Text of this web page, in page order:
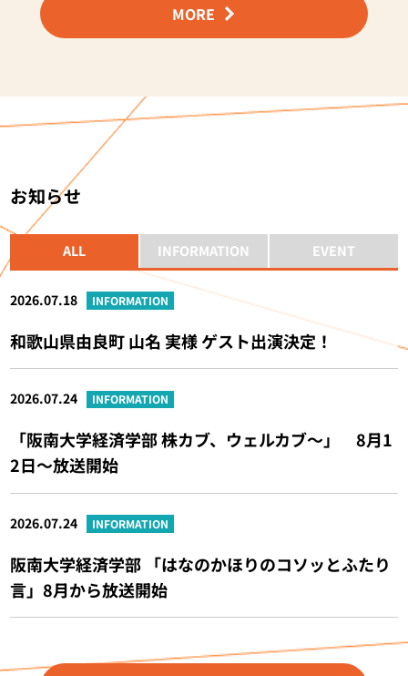
MORE
お知らせ
INFORMATION EVENT
ALL
2026.07.18 INFORMATION
和歌山県由良町 山名 実様 ゲスト出演決定！
2026.07.24 INFORMATION
「阪南大学経済学部 株カブ、ウェルカブ～」 8月1
2日～放送開始
2026.07.24 INFORMATION
阪南大学経済学部 「はなのかほりのコソッとふたり
言」8月から放送開始